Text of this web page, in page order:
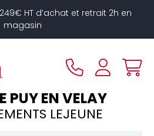
HT d’achat et retrait 2h en
magasin
PUY EN VELAY
LEJEUNE